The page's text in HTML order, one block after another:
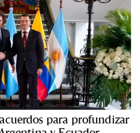
para profundizar